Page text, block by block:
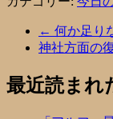
← 何か足り
神社方面の
最近読まれ